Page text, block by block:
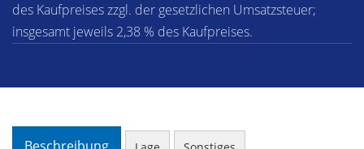
des Kaufpreises zzgl. der gesetzlichen Umsatzsteuer;
insgesamt jeweils 2,38 % des Kaufpreises.